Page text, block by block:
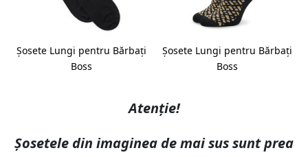
Șosete Lungi pentru Bărbați
Boss
Șosete Lungi pentru Bărbați
Boss
Atenție!
Șosetele din imaginea de mai sus sunt prea